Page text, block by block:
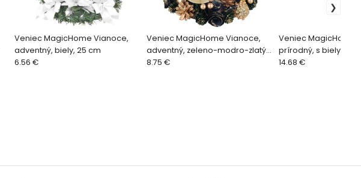
Veniec MagicHome Vianoce,
adventný, biely, 25 cm
6.56 €
Veniec MagicHome Vianoce,
adventný, zeleno-modro-zlatý,
25 cm
8.75 €
Veniec MagicHome
prírodný, s bielymi
závesný, 37x9x37 cm
14.68 €